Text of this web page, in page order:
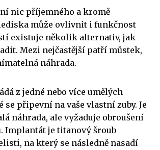
nic příjemného a kromě
může ovlivnit i funkčnost
existuje několik alternativ, jak
Mezi nejčastější patří můstek,
náhrada.
z jedné nebo více umělých
připevní na vaše vlastní zuby. Je
náhrada, ale vyžaduje obroušení
Implantát je titanový šroub
na který se následně nasadí